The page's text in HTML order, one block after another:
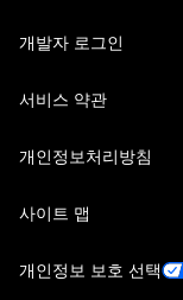
개발자 로그인
서비스 약관
개인정보처리방침
사이트 맵
개인정보 보호 선택